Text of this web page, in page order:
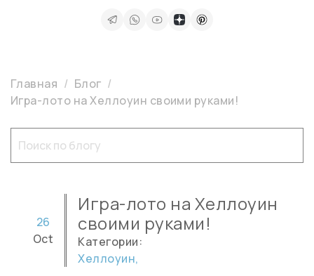
Главная
Блог
Игра-лото на Хеллоуин своими руками!
Игра-лото на Хеллоуин
своими руками!
26
Oct
Категории:
Хеллоуин,